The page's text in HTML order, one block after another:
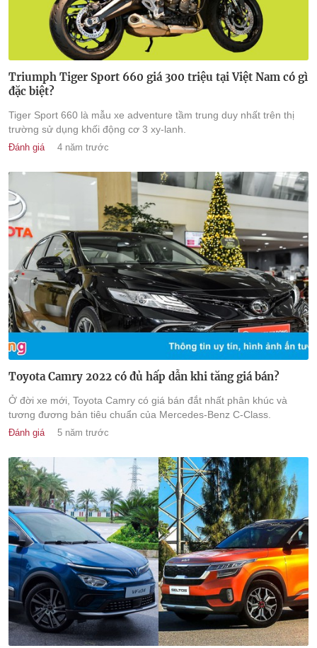
Triumph Tiger Sport 660 giá 300 triệu tại Việt Nam có gì
đặc biệt?
Tiger Sport 660 là mẫu xe adventure tầm trung duy nhất trên thị
trường sử dụng khối động cơ 3 xy-lanh.
Đánh giá 4 năm trước
Toyota Camry 2022 có đủ hấp dẫn khi tăng giá bán?
Ở đời xe mới, Toyota Camry có giá bán đắt nhất phân khúc và
tương đương bản tiêu chuẩn của Mercedes-Benz C-Class.
Đánh giá 5 năm trước